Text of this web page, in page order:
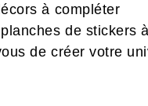
à compléter
de stickers
de créer votre